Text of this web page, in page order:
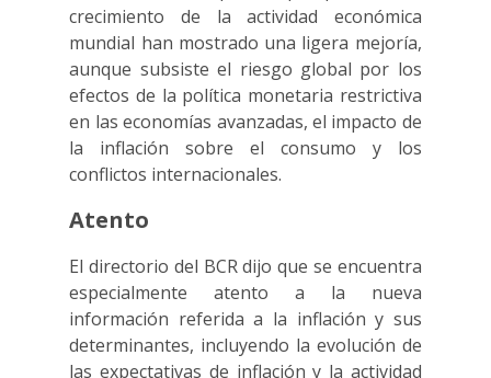
crecimiento de la actividad económica
mundial han mostrado una ligera mejoría,
aunque subsiste el riesgo global por los
efectos de la política monetaria restrictiva
en las economías avanzadas, el impacto de
la inflación sobre el consumo y los
conflictos internacionales.
Atento
El directorio del BCR dijo que se encuentra
especialmente atento a la nueva
información referida a la inflación y sus
determinantes, incluyendo la evolución de
las expectativas de inflación y la actividad